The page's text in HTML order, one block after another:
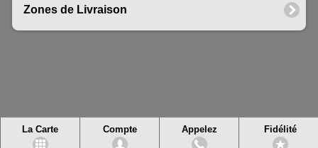
Zones de Livraison
La Carte Compte Appelez Fidélité